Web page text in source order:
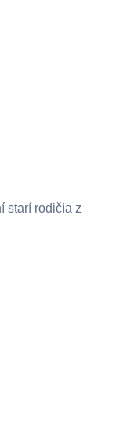
starí rodičia z